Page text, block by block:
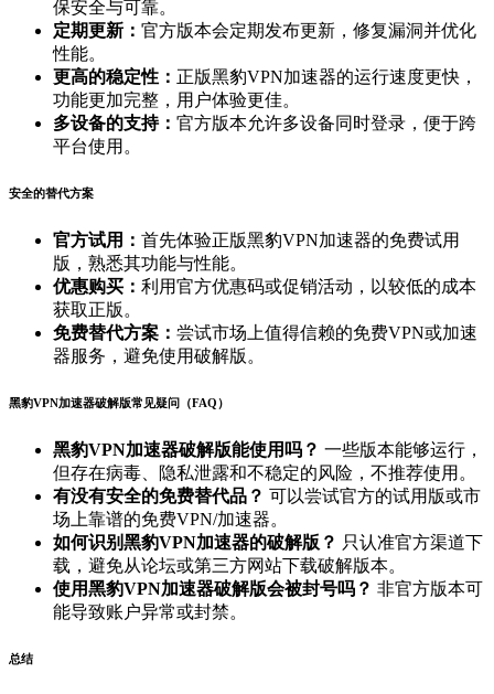
保安全与可靠。
定期更新： 官方版本会定期发布更新，修复漏洞并优化
性能。
更高的稳定性： 正版黑豹VPN加速器的运行速度更快，
功能更加完整，用户体验更佳。
多设备的支持： 官方版本允许多设备同时登录，便于跨
平台使用。
安全的替代方案
官方试用： 首先体验正版黑豹VPN加速器的免费试用
版，熟悉其功能与性能。
优惠购买： 利用官方优惠码或促销活动，以较低的成本
获取正版。
免费替代方案： 尝试市场上值得信赖的免费VPN或加速
器服务，避免使用破解版。
黑豹VPN加速器破解版常见疑问（FAQ）
黑豹VPN加速器破解版能使用吗？ 一些版本能够运行，
但存在病毒、隐私泄露和不稳定的风险，不推荐使用。
有没有安全的免费替代品？ 可以尝试官方的试用版或市
场上靠谱的免费VPN/加速器。
如何识别黑豹VPN加速器的破解版？ 只认准官方渠道下
载，避免从论坛或第三方网站下载破解版本。
使用黑豹VPN加速器破解版会被封号吗？ 非官方版本可
能导致账户异常或封禁。
总结